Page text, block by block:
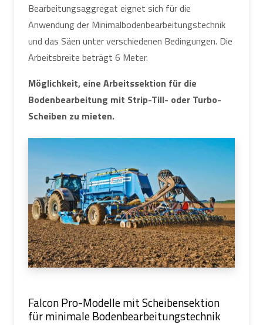
Bearbeitungsaggregat eignet sich für die
Anwendung der Minimalbodenbearbeitungstechnik
und das Säen unter verschiedenen Bedingungen. Die
Arbeitsbreite beträgt 6 Meter.
Möglichkeit, eine Arbeitssektion für die
Bodenbearbeitung mit Strip-Till- oder Turbo-
Scheiben zu mieten.
Falcon Pro-Modelle mit Scheibensektion
für minimale Bodenbearbeitungstechnik